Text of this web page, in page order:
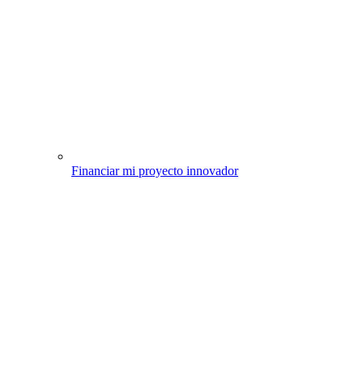
Financiar mi proyecto innovador